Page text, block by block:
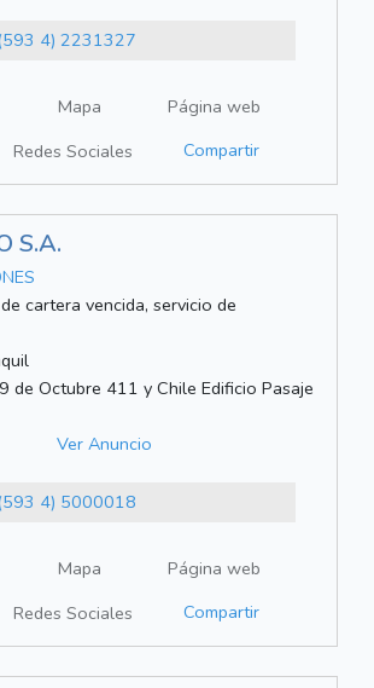
4) 2231327
Mapa
Página web
Redes Sociales Compartir
S.A.
cartera vencida, servicio de
de Octubre 411 y Chile Edificio Pasaje
Ver Anuncio
4) 5000018
Mapa
Página web
Redes Sociales Compartir